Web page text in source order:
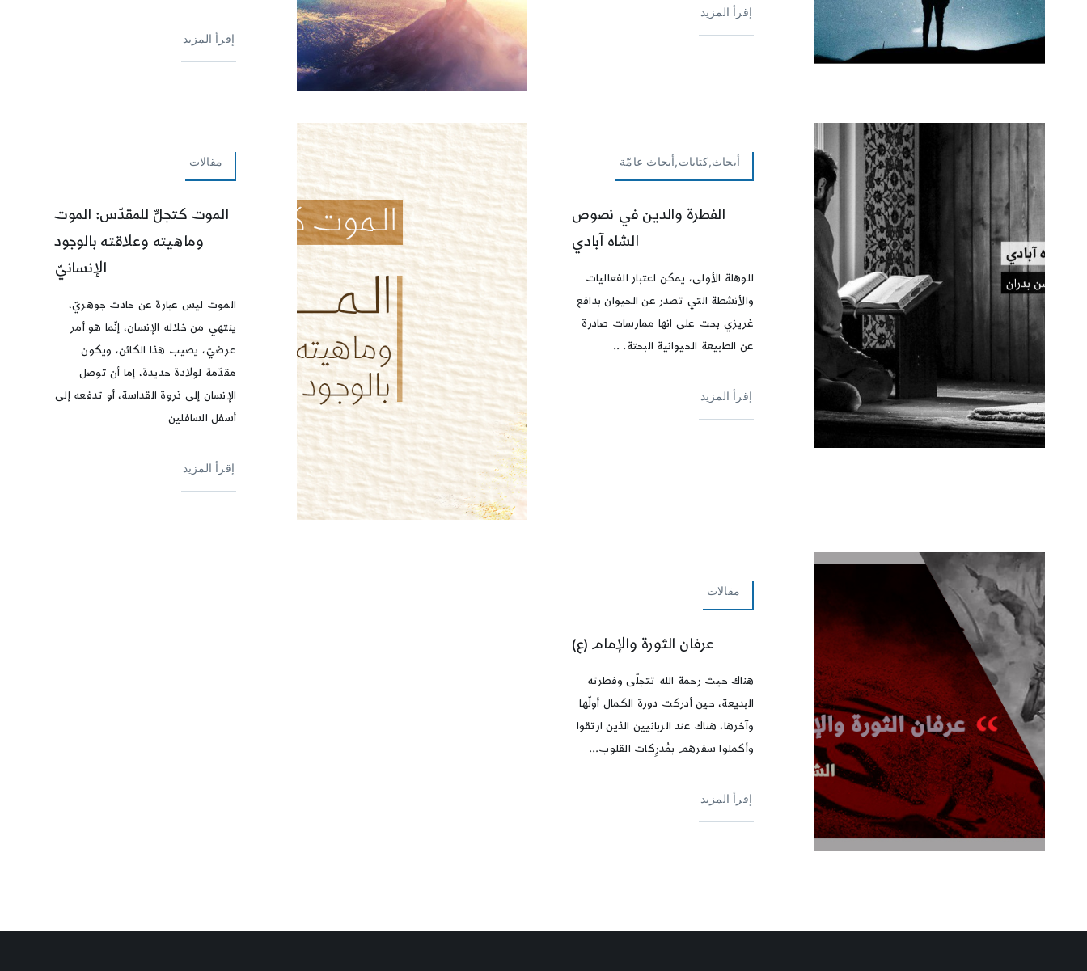
إقرأ المزيد
إقرأ المزيد
أبحاث,كتابات,أبحاث عامّة
الفطرة والدين في نصوص
الشاه آبادي
للوهلة الأولى، يمكن اعتبار الفعاليات
والأنشطة التي تصدر عن الحيوان بدافع
غريزي بحت على انها ممارسات صادرة
عن الطبيعة الحيوانية البحتة. ..
إقرأ المزيد
مقالات
الموت كتجلٍّ للمقدّس: الموت
وماهيته وعلاقته بالوجود
الإنسانيّ
الموت ليس عبارة عن حادث جوهريّ،
ينتهي من خلاله الإنسان، إنّما هو أمر
عرضيّ، يصيب هذا الكائن، ويكون
مقدّمة لولادة جديدة، إما أن توصل
الإنسان إلى ذروة القداسة، أو تدفعه إلى
أسفل السافلين
إقرأ المزيد
مقالات
عرفان الثورة والإمام (ع)
هناك حيث رحمة الله تتجلّى وفطرته
البديعة، حين أدركت دورة الكمال أولّها
وآخرها، هناك عند الربانيين الذين ارتقوا
وأكملوا سفرهم بمُدرِكات القلوب...
إقرأ المزيد